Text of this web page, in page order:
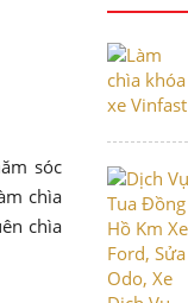
sóc
chìa
chìa